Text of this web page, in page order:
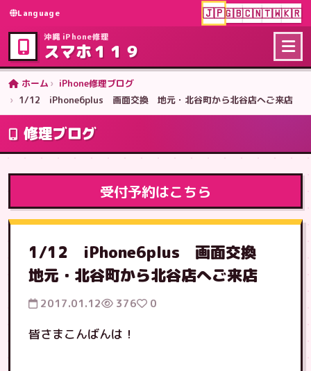
Language 🇯🇵🇬🇧🇨🇳🇹🇼🇰🇷
沖縄 iPhone修理
スマホ１１９
ホーム
iPhone修理ブログ
1/12 iPhone6plus 画面交換 地元・北谷町から北谷店へご来店
修理ブログ
受付予約はこちら
1/12 iPhone6plus 画面交換
地元・北谷町から北谷店へご来店
2017.01.12 376 0
皆さまこんばんは！